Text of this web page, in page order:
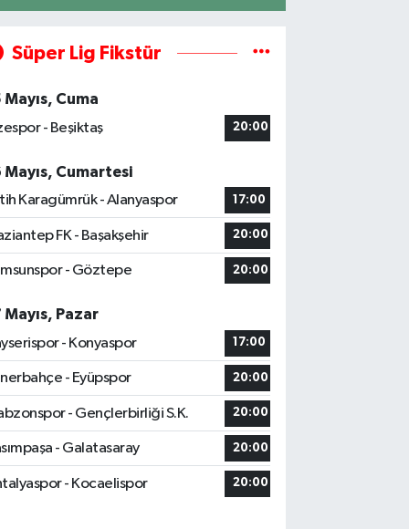
Süper Lig Fikstür
Mayıs, Cuma
- Beşiktaş
20:00
Mayıs, Cumartesi
Karagümrük - Alanyaspor
17:00
FK - Başakşehir 20:00
- Göztepe 20:00
Mayıs, Pazar
- Konyaspor
17:00
- Eyüpspor 20:00
- Gençlerbirliği S.K. 20:00
- Galatasaray 20:00
- Kocaelispor 20:00